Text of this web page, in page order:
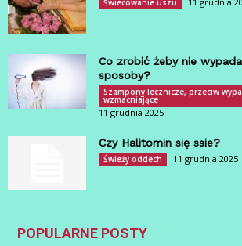
Świecowanie uszu
Co zrobić żeby nie
sposoby?
Szampony lecznicze, przeciw
wzmacniające
11 grudnia 2025
Czy Halitomin się ssie?
Świeży oddech 11 grudnia 2025
POPULARNE POSTY